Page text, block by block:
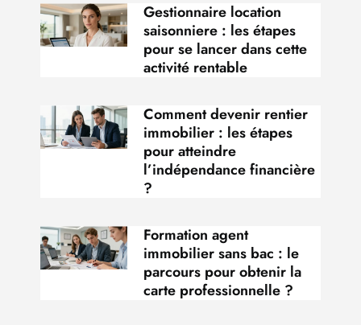
Gestionnaire location
saisonniere : les étapes
pour se lancer dans cette
activité rentable
Comment devenir rentier
immobilier : les étapes
pour atteindre
l’indépendance financière
?
Formation agent
immobilier sans bac : le
parcours pour obtenir la
carte professionnelle ?